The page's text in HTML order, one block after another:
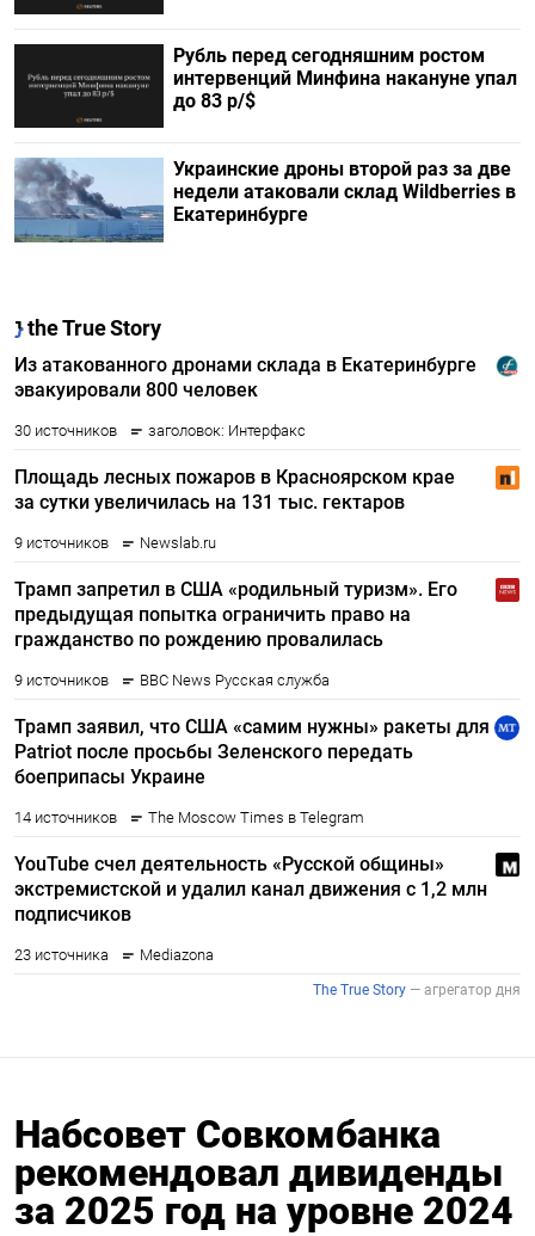
Рубль перед сегодняшним ростом
интервенций Минфина накануне упал
до 83 р/$
Украинские дроны второй раз за две
недели атаковали склад Wildberries в
Екатеринбурге
Набсовет Совкомбанка
рекомендовал дивиденды
за 2025 год на уровне 2024